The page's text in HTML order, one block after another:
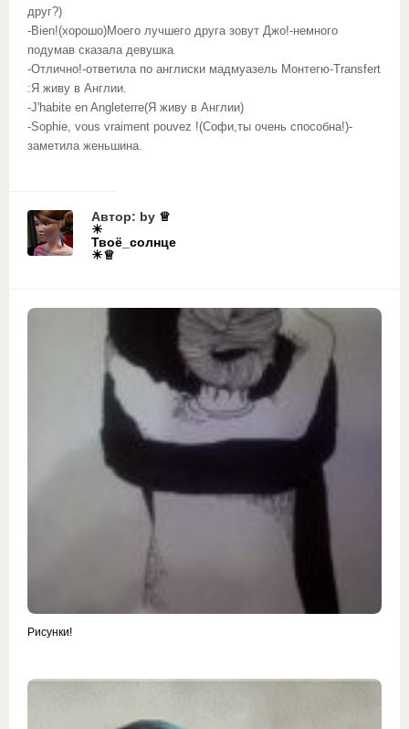
друг?)
-Bien!(хорошо)Моего лучшего друга зовут Джо!-немного
подумав сказала девушка
-Отлично!-ответила по англиски мадмуазель Монтегю-Transfert
:Я живу в Англии.
-J'habite en Angleterre(Я живу в Англии)
-Sophie, vous vraiment pouvez !(Софи,ты очень способна!)-
заметила женьшина.
Автор: by ♕
☀
Твоё_солнце
☀♕
Рисунки!